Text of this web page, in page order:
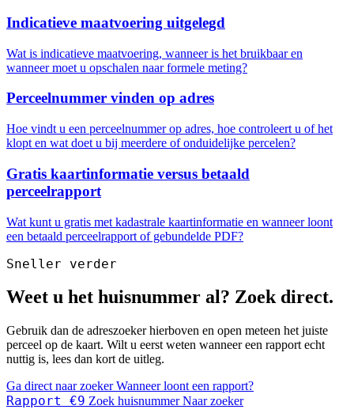
Indicatieve maatvoering uitgelegd
Wat is indicatieve maatvoering, wanneer is het bruikbaar en
wanneer moet u opschalen naar formele meting?
Perceelnummer vinden op adres
Hoe vindt u een perceelnummer op adres, hoe controleert u of het
klopt en wat doet u bij meerdere of onduidelijke percelen?
Gratis kaartinformatie versus betaald
perceelrapport
Wat kunt u gratis met kadastrale kaartinformatie en wanneer loont
een betaald perceelrapport of gebundelde PDF?
Sneller verder
Weet u het huisnummer al? Zoek direct.
Gebruik dan de adreszoeker hierboven en open meteen het juiste
perceel op de kaart. Wilt u eerst weten wanneer een rapport echt
nuttig is, lees dan kort de uitleg.
Ga direct naar zoekerWanneer loont een rapport?
Rapport €9 Zoek huisnummer Naar zoeker